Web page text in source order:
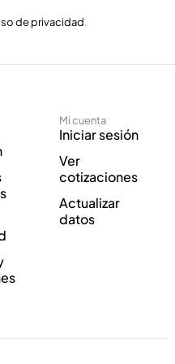
de privacidad.
Mi cuenta
Iniciar sesión
Ver
cotizaciones
Actualizar
datos